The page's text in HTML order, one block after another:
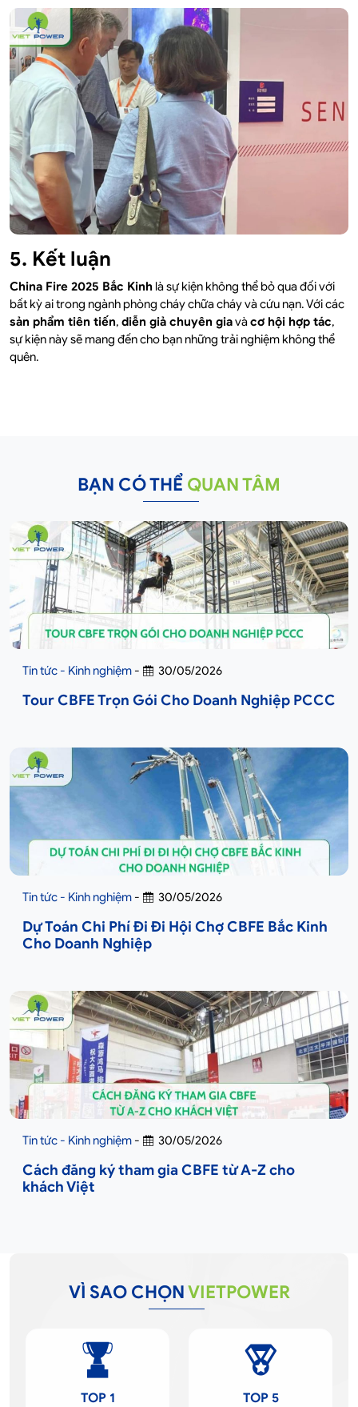
5. Kết luận
China Fire 2025 Bắc Kinh là sự kiện không thể bỏ qua đối với
bất kỳ ai trong ngành phòng cháy chữa cháy và cứu nạn. Với các
sản phẩm tiên tiến, diễn giả chuyên giavàcơ hội hợp tác,
sự kiện này sẽ mang đến cho bạn những trải nghiệm không thể
quên.
BẠN CÓ THỂ QUAN TÂM
Tin tức - Kinh nghiệm - 30/05/2026
Tour CBFE Trọn Gói Cho Doanh Nghiệp PCCC
Tin tức - Kinh nghiệm - 30/05/2026
Dự Toán Chi Phí Đi Đi Hội Chợ CBFE Bắc Kinh
Cho Doanh Nghiệp
Tin tức - Kinh nghiệm - 30/05/2026
Cách đăng ký tham gia CBFE từ A-Z cho
khách Việt
VÌ SAO CHỌNVIETPOWER
TOP 1 TOP 5